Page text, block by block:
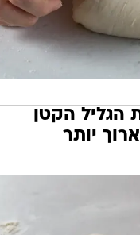
הגליל הקטן
יותר